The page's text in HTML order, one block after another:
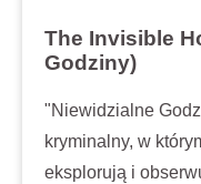
The Invisible
Godziny)
"Niewidzialne
kryminalny, w
eksplorują i